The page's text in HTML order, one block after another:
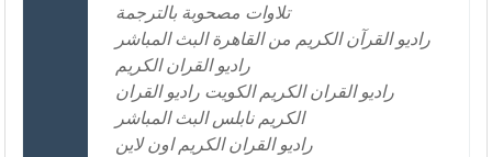
تلاوات مصحوبة بالترجمة
راديو القرآن الكريم من القاهرة البث المباشر
راديو القران الكريم
راديو القران الكريم الكويت راديو القران
الكريم نابلس البث المباشر
راديو القران الكريم اون لاين